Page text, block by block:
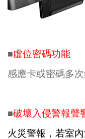
■虛位密碼功能
感應卡或密碼多
■破壞入侵警報聲
火災警報，若室